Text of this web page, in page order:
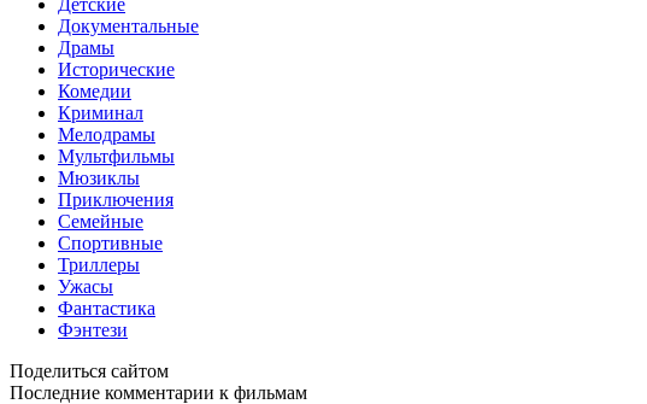
Детские
Документальные
Драмы
Исторические
Комедии
Криминал
Мелодрамы
Мультфильмы
Мюзиклы
Приключения
Семейные
Спортивные
Триллеры
Ужасы
Фантастика
Фэнтези
Поделиться сайтом
Последние комментарии к фильмам